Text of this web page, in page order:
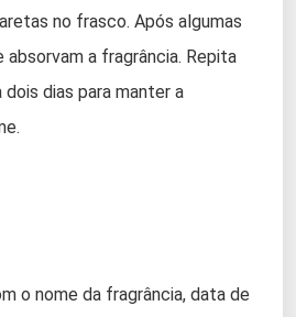
no frasco. Após algumas
absorvam a fragrância. Repita
dias para manter a
o nome da fragrância, data de